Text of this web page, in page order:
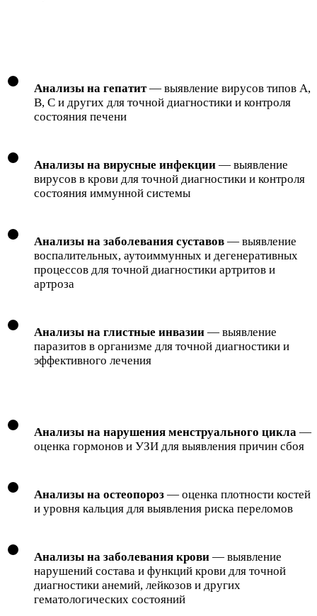
Анализы на гепатит— выявление вирусов типов A,
B, C и других для точной диагностики и контроля
состояния печени
Анализы на вирусные инфекции — выявление
вирусов в крови для точной диагностики и контроля
состояния иммунной системы
Анализы на заболевания суставов — выявление
воспалительных, аутоиммунных и дегенеративных
процессов для точной диагностики артритов и
артроза
Анализы на глистные инвазии — выявление
паразитов в организме для точной диагностики и
эффективного лечения
Анализы на нарушения менструального цикла —
оценка гормонов и УЗИ для выявления причин сбоя
Анализы на остеопороз — оценка плотности костей
и уровня кальция для выявления риска переломов
Анализы на заболевания крови — выявление
нарушений состава и функций крови для точной
диагностики анемий, лейкозов и других
гематологических состояний